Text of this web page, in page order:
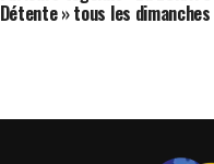
Détente » tous les dimanches